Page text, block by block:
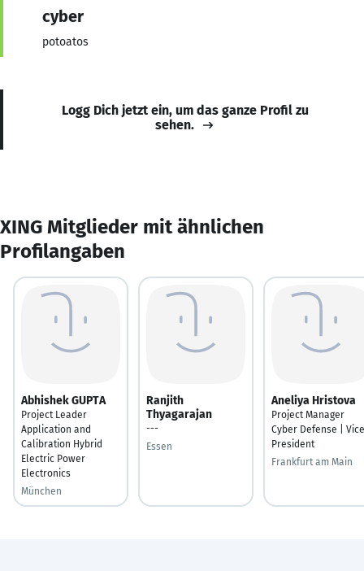
cyber
potoatos
Logg Dich jetzt ein, um das ganze Profil zu
sehen.
XING Mitglieder mit ähnlichen
Profilangaben
Abhishek GUPTA
Project Leader
Application and
Calibration Hybrid
Electric Power
Electronics
München
Ranjith
Thyagarajan
---
Essen
Aneliya Hristova
Project Manager
Cyber Defense | Vice
President
Frankfurt am Main